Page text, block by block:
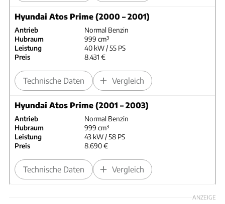
Hyundai Atos Prime (2000 – 2001)
Antrieb
Normal Benzin
Hubraum
999 cm³
Leistung
40 kW / 55 PS
Preis
8.431 €
Technische Daten Vergleich
Hyundai Atos Prime (2001 – 2003)
Antrieb
Normal Benzin
Hubraum
999 cm³
Leistung
43 kW / 58 PS
Preis
8.690 €
Technische Daten Vergleich
ANZEIGE